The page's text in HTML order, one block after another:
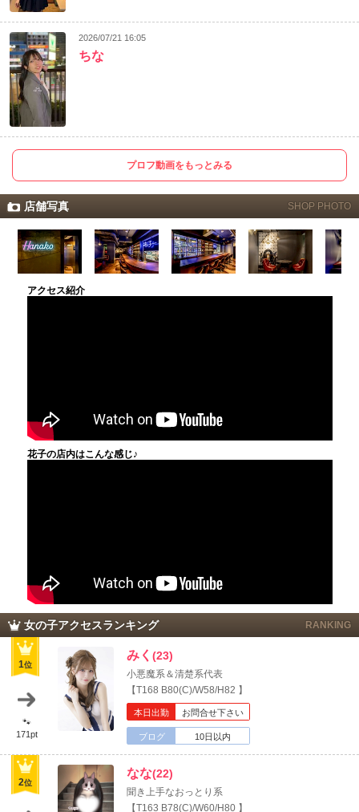
2026/07/21 16:05
ちな
プロフ動画をもっとみる
店舗写真 SHOP PHOTO
アクセス紹介
花子の店内はこんな感じ♪
女の子アクセスランキング RANKING
1位
🐾
171pt
みく (23)
小悪魔系＆清楚系代表
【T168 B80(C)/W58/H82 】
本日出勤 お問合せ下さい
ブログ 10日以内
2位
なな(22)
聞き上手なおっとり系
【T163 B78(C)/W60/H80 】